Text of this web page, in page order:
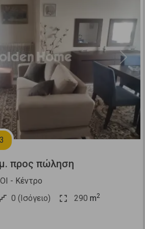
Next
προς πώληση
- Κέντρο
0 (Ισόγειο) 290 m2